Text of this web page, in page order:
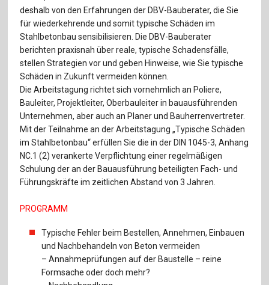
Für Autor:innen
Verlag
Sprache / Language: DE Sprache / Language: EN
deshalb von den Erfahrungen der DBV-Bauberater, die Sie
für wiederkehrende und somit typische Schäden im
Stahlbetonbau sensibilisieren. Die DBV-Bauberater
berichten praxisnah über reale, typische Schadensfälle,
stellen Strategien vor und geben Hinweise, wie Sie typische
Schäden in Zukunft vermeiden können.
Die Arbeitstagung richtet sich vornehmlich an Poliere,
Bauleiter, Projektleiter, Oberbauleiter in bauausführenden
Unternehmen, aber auch an Planer und Bauherrenvertreter.
Mit der Teilnahme an der Arbeitstagung „Typische Schäden
im Stahlbetonbau“ erfüllen Sie die in der DIN 1045-3, Anhang
NC.1 (2) verankerte Verpflichtung einer regelmäßigen
Schulung der an der Bauausführung beteiligten Fach- und
Führungskräfte im zeitlichen Abstand von 3 Jahren.
PROGRAMM
Typische Fehler beim Bestellen, Annehmen, Einbauen
und Nachbehandeln von Beton vermeiden
– Annahmeprüfungen auf der Baustelle – reine
Formsache oder doch mehr?